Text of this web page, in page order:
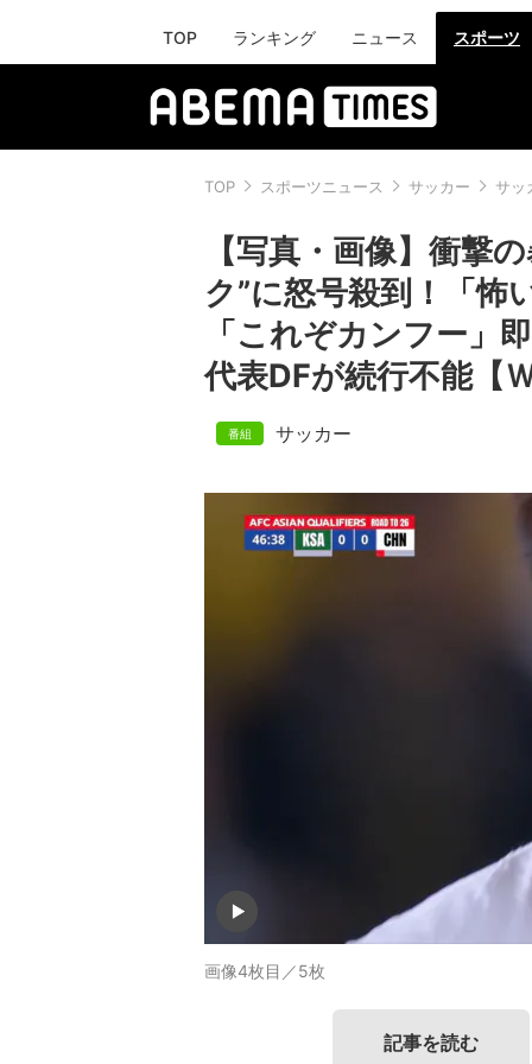
TOP ランキング ニュース スポーツ
TOP スポーツニュース サッカー サッ
【写真・画像】衝撃
ク”に怒号殺到！「怖
「これぞカンフー」
代表DFが続行不能【
サッカー
画像4枚目／5枚
記事を読む